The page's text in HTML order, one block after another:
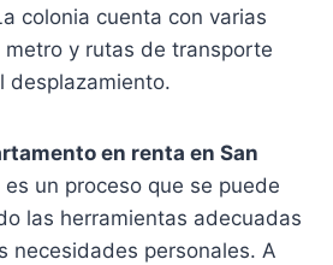
colonia cuenta con varias
metro y rutas de transporte
desplazamiento.
en renta en San
es un proceso que se puede
las herramientas adecuadas
necesidades personales. A